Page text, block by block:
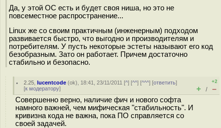
Да, у этой ОС есть и будет своя ниша, но это не
повсеместное распространение...
Linux же со своим практичным (инженерным) подходом
развивается быстро, что выгодно и производителям и
потребителям. У пусть некоторые эстеты называют его код
безобразным. Зато он работает. Причем достаточно
стабильно и безопасно.
2.25 ,lucentcode (ok), 18:41, 23/11/2011 [^] [^^] [^^^] [ответить]
[к модератору]
+2
+ / –
Совершенно верно, наличие фич и нового софта
намного важней, чем мифическая "стабильность". И
кривизна кода не важна, пока ПО справляется со
своей задачей.